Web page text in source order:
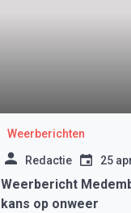
Weerberichten
Redactie 25
Weerbericht
kans op onweer